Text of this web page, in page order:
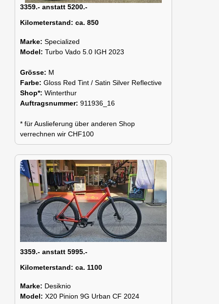
3359.- anstatt 5200.-
Kilometerstand: ca. 850
Marke: Specialized
Model: Turbo Vado 5.0 IGH 2023
Grösse: M
Farbe: Gloss Red Tint / Satin Silver Reflective
Shop*: Winterthur
Auftragsnummer: 911936_16
* für Auslieferung über anderen Shop
verrechnen wir CHF100
3359.- anstatt 5995.-
Kilometerstand: ca. 1100
Marke: Desiknio
Model: X20 Pinion 9G Urban CF 2024